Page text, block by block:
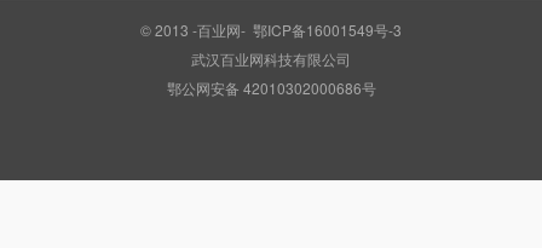
© 2013 -百业网- 鄂ICP备16001549号-3
武汉百业网科技有限公司
鄂公网安备 42010302000686号